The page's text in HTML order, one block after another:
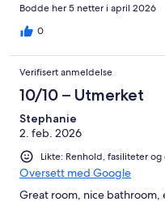
Bodde her 5 netter i april 2026
0
Verifisert anmeldelse
10/10 – Utmerket
Stephanie
2. feb. 2026
Likte: Renhold, fasiliteter
Oversett med Google
Great room, nice bathroom,